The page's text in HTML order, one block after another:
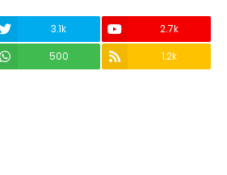
3.1k
2.7k
500 1.2k